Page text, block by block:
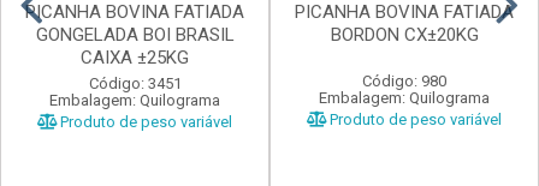
PICANHA BOVINA FATIADA
GONGELADA BOI BRASIL
CAIXA ±25KG
Código: 3451
Embalagem: Quilograma
Produto de peso variável
PICANHA BOVINA FATIADA
BORDON CX±20KG
Código: 980
Embalagem: Quilograma
Produto de peso variável